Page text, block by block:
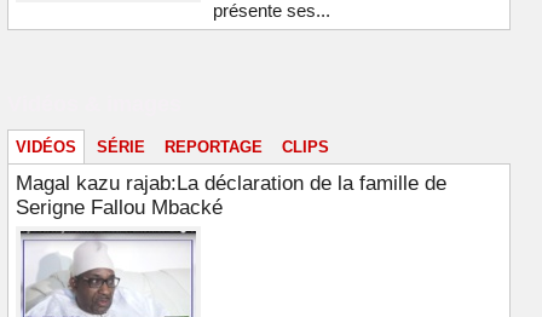
présente ses...
VIDÉOS SÉRIE REPORTAGE CLIPS
Magal kazu rajab:La déclaration de la famille de
Serigne Fallou Mbacké